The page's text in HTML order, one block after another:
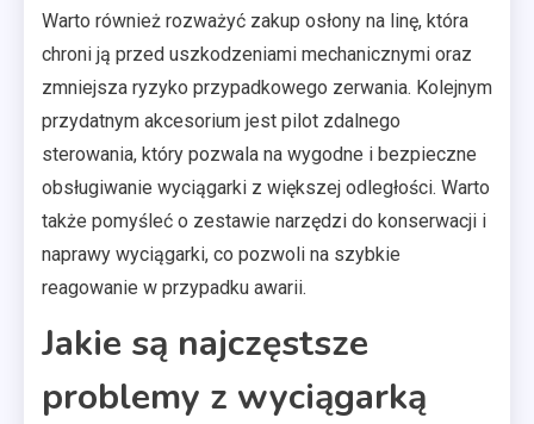
Warto również rozważyć zakup osłony na linę, która
chroni ją przed uszkodzeniami mechanicznymi oraz
zmniejsza ryzyko przypadkowego zerwania. Kolejnym
przydatnym akcesorium jest pilot zdalnego
sterowania, który pozwala na wygodne i bezpieczne
obsługiwanie wyciągarki z większej odległości. Warto
także pomyśleć o zestawie narzędzi do konserwacji i
naprawy wyciągarki, co pozwoli na szybkie
reagowanie w przypadku awarii.
Jakie są najczęstsze
problemy z wyciągarką